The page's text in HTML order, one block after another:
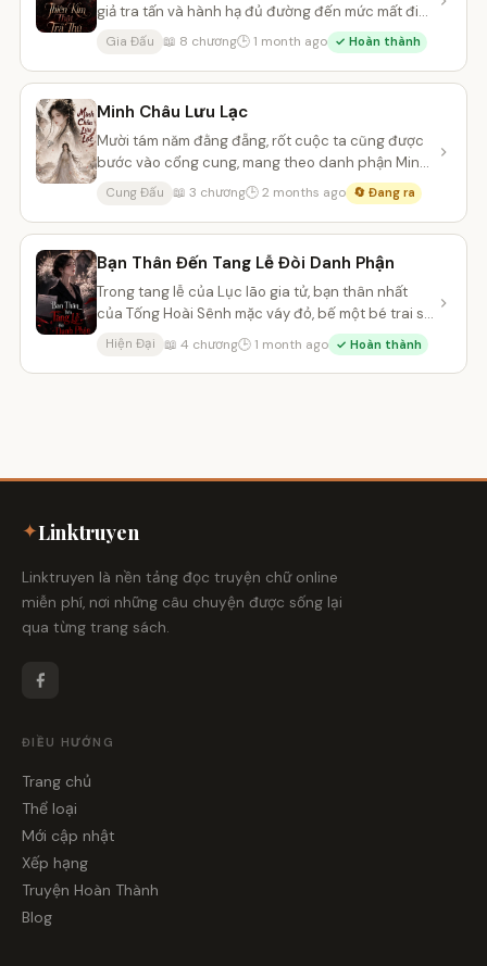
giả tra tấn và hành hạ đủ đường đến mức mất đi
mạng sống. Cũng may...
Gia Đấu 📖 8 chương🕒 1 month ago ✓ Hoàn thành
Minh Châu Lưu Lạc
Mười tám năm đằng đẵng, rốt cuộc ta cũng được
bước vào cổng cung, mang theo danh phận Minh
Châu Công chúa vốn dĩ thuộc v...
Cung Đấu 📖 3 chương🕒 2 months ago 🔄 Đang ra
Bạn Thân Đến Tang Lễ Đòi Danh Phận
Trong tang lễ của Lục lão gia tử, bạn thân nhất
của Tống Hoài Sênh mặc váy đỏ, bế một bé trai sơ
sinh bước vào linh đườn...
Hiện Đại 📖 4 chương🕒 1 month ago ✓ Hoàn thành
✦Linktruyen
Linktruyen là nền tảng đọc truyện chữ online
miễn phí, nơi những câu chuyện được sống lại
qua từng trang sách.
ĐIỀU HƯỚNG
Trang chủ
Thể loại
Mới cập nhật
Xếp hạng
Truyện Hoàn Thành
Blog